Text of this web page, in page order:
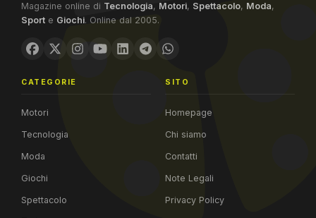
Magazine online di Tecnologia, Motori, Spettacolo, Moda,
Sport e Giochi. Online dal 2005.
CATEGORIE
Motori
Tecnologia
Moda
Giochi
Spettacolo
SITO
Homepage
Chi siamo
Contatti
Note Legali
Privacy Policy